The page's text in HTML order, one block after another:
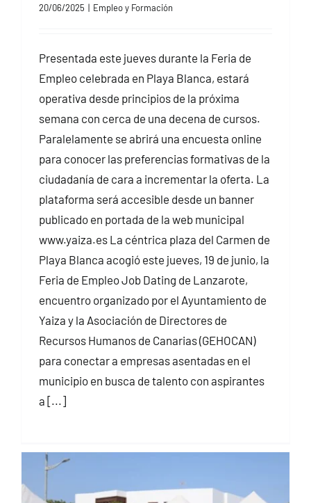
20/06/2025 | Empleo y Formación
Presentada este jueves durante la Feria de
Empleo celebrada en Playa Blanca, estará
operativa desde principios de la próxima
semana con cerca de una decena de cursos.
Paralelamente se abrirá una encuesta online
para conocer las preferencias formativas de la
ciudadanía de cara a incrementar la oferta. La
plataforma será accesible desde un banner
publicado en portada de la web municipal
www.yaiza.es La céntrica plaza del Carmen de
Playa Blanca acogió este jueves, 19 de junio, la
Feria de Empleo Job Dating de Lanzarote,
encuentro organizado por el Ayuntamiento de
Yaiza y la Asociación de Directores de
Recursos Humanos de Canarias (GEHOCAN)
para conectar a empresas asentadas en el
municipio en busca de talento con aspirantes
a [...]